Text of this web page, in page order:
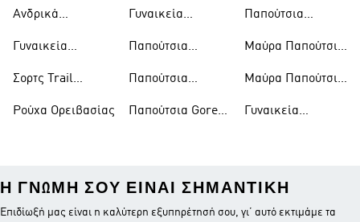
Running
Ανδρικά
Running
Γυναικεία
Running
Σορτς Trail
Ρούχα Ορειβασίας
Ορειβασίας
Γυναικεία
Ορειβασίας
Παπούτσια
Παπούτσια
Βουνού
Παπούτσια Gore-
Παπούτσια
Μαύρα Παπούτσια
Μαύρα Παπούτσια
Γυναικεία
Η ΓΝΏΜΗ ΣΟΥ ΕΊΝΑΙ ΣΗΜΑΝΤΙΚΉ
Επιδίωξή μας είναι η καλύτερη εξυπηρέτησή σου, γι’ αυτό εκτιμάμε τα